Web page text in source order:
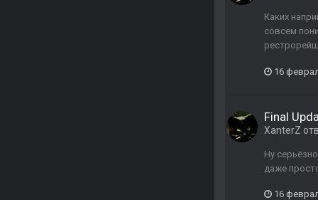
Каких
совсем
16
Final
XanterZ
Ну
даже
16